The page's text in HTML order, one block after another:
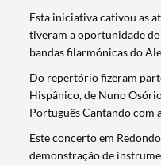
Esta iniciativa cativou as
tiveram a oportunidade
bandas filarmónicas do
Do repertório fizeram
Hispânico, de Nuno
Português Cantando com
Este concerto em
demonstração de